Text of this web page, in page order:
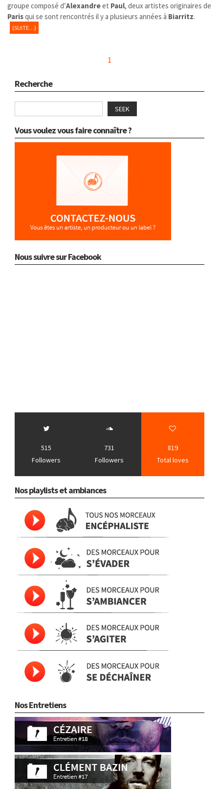
groupe composé d’Alexandreet Paul, deux artistes originaires de
Parisqui se sont rencontrés il y a plusieurs années à Biarritz.
(SUITE…)
1
Recherche
SEEK
Vous voulez vous faire connaître ?
Nous suivre sur Facebook
515
Followers
731
Followers
819
Total loves
Nos playlists et ambiances
Nos Entretiens